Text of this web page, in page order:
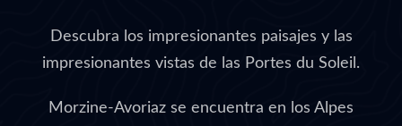
Descubra los impresionantes paisajes y las
impresionantes vistas de las Portes du Soleil.
Morzine-Avoriaz se encuentra en los Alpes